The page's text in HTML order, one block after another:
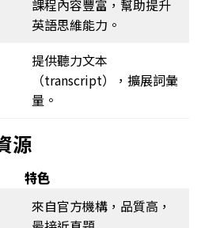
課程內容豐富，幫助提升
英語思維能力。
提供聽力文本
（transcript），擴展詞彙
量。
源
特色
來自官方機構，品質高，